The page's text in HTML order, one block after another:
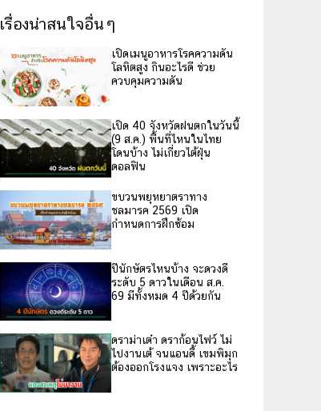
เรื่องน่าสนใจอื่นๆ
เปิดเมนูอาหารโรคความดัน
โลหิตสูง กินอะไรดี ช่วย
ควบคุมความดัน
เปิด 40 จังหวัดฝนตกในวันนี้
(9 ส.ค.) พื้นที่ไหนในไทย
โดนบ้าง ไม่เกี่ยวไต้ฝุ่น
ดอลฟิน
ขบวนพยุหยาตราทาง
ชลมารค 2569 เปิด
กำหนดการฝึกซ้อม
ปีนักษัตรไหนบ้าง จะดวงดี
ระดับ 5 ดาวในเดือน ส.ค.
69 มีทั้งหมด 4 ปีด้วยกัน
ดราม่าเต๋า ดราก้อนไฟว์ ไม่
ไปงานเต้ จนแอนดี้ เขมพิมุก
ต้องออกโรงแจง เพราะอะไร